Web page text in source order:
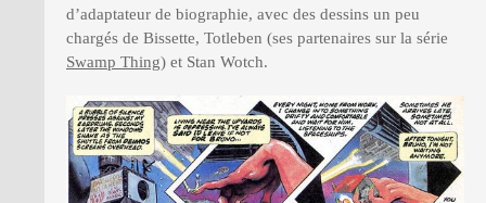
d’adaptateur de biographie, avec des dessins un peu
chargés de Bissette, Totleben (ses partenaires sur la série
Swamp Thing) et Stan Wotch.